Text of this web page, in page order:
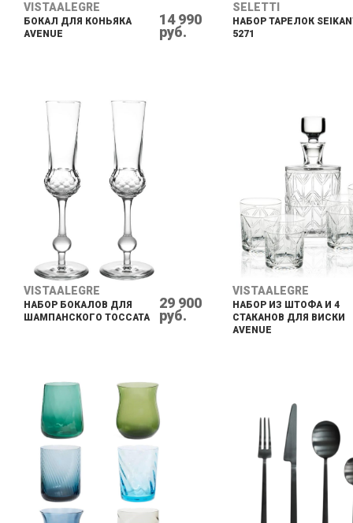
VISTAALEGRE
БОКАЛ ДЛЯ КОНЬЯКА
AVENUE
14 990
руб.
SELETTI
НАБОР ТАРЕЛОК
5271
VISTAALEGRE
НАБОР БОКАЛОВ ДЛЯ
ШАМПАНСКОГО TOCCATA
29 900
руб.
VISTAALEGRE
НАБОР ИЗ ШТОФА И 4
СТАКАНОВ ДЛЯ ВИСКИ
AVENUE